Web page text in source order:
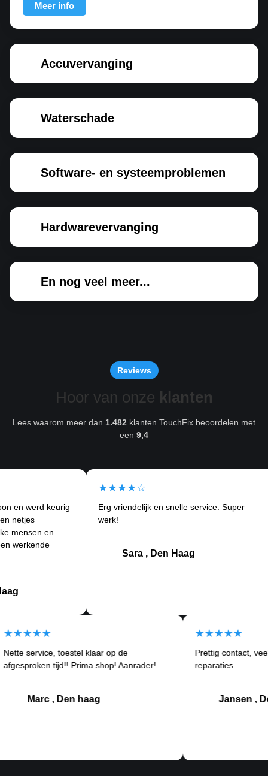
Meer info
Accuvervanging
Waterschade
Software- en systeemproblemen
Hardwarevervanging
En nog veel meer...
Reviews
Hoor van onze klanten
Lees waarom meer dan 1.482 klanten TouchFix beoordelen met
een 9,4
keurig
en
★★★★☆
Erg vriendelijk en snelle service. Super
Sara , Den Haag
★★★★★
Nette service, toestel klaar op de
afgesproken tijd!! Prima shop! Aanrader!
Marc , Den haag
Prettig